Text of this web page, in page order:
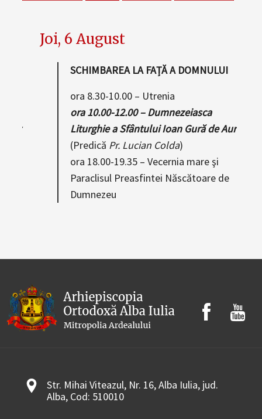
Joi, 6 August
SCHIMBAREA LA FAȚĂ A DOMNULUI
ora 8.30-10.00 – Utrenia
ora 10.00-12.00 – Dumnezeiasca
Liturghie a Sfântului Ioan Gură de Aur
(Predică Pr. Lucian Colda)
ora 18.00-19.35 – Vecernia mare şi
Paraclisul Preasfintei Născătoare de
Dumnezeu
Str. Mihai Viteazul, Nr. 16, Alba Iulia, jud.
Alba, Cod: 510010